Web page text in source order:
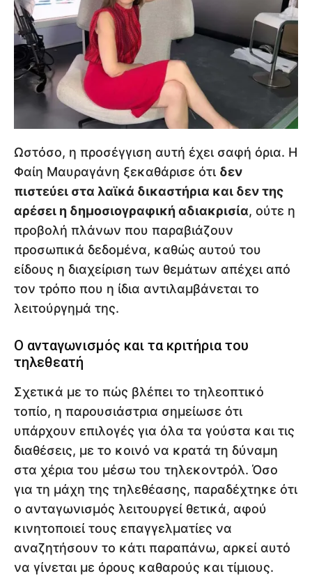
Ωστόσο, η προσέγγιση αυτή έχει σαφή όρια. Η
Φαίη Μαυραγάνη ξεκαθάρισε ότι δεν
πιστεύει στα λαϊκά δικαστήρια και δεν της
αρέσει η δημοσιογραφική αδιακρισία, ούτε η
προβολή πλάνων που παραβιάζουν
προσωπικά δεδομένα, καθώς αυτού του
είδους η διαχείριση των θεμάτων απέχει από
τον τρόπο που η ίδια αντιλαμβάνεται το
λειτούργημά της.
Ο ανταγωνισμός και τα κριτήρια του
τηλεθεατή
Σχετικά με το πώς βλέπει το τηλεοπτικό
τοπίο, η παρουσιάστρια σημείωσε ότι
υπάρχουν επιλογές για όλα τα γούστα και τις
διαθέσεις, με το κοινό να κρατά τη δύναμη
στα χέρια του μέσω του τηλεκοντρόλ. Όσο
για τη μάχη της τηλεθέασης, παραδέχτηκε ότι
ο ανταγωνισμός λειτουργεί θετικά, αφού
κινητοποιεί τους επαγγελματίες να
αναζητήσουν το κάτι παραπάνω, αρκεί αυτό
να γίνεται με όρους καθαρούς και τίμιους.